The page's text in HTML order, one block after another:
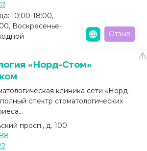
10:00-18:00,
Воскресенье-
Отзыв
«Норд-Стом»
клиника сети «Норд-
спектр стоматологических
просп., д. 100